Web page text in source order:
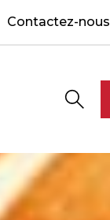
Contactez-nous